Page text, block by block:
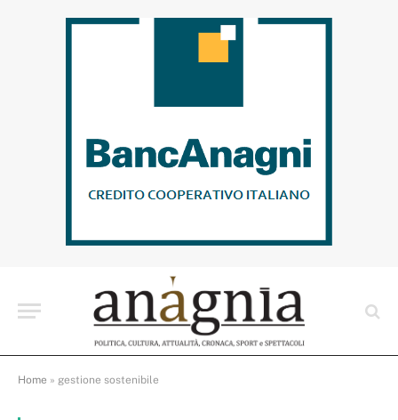
Home » gestione sostenibile